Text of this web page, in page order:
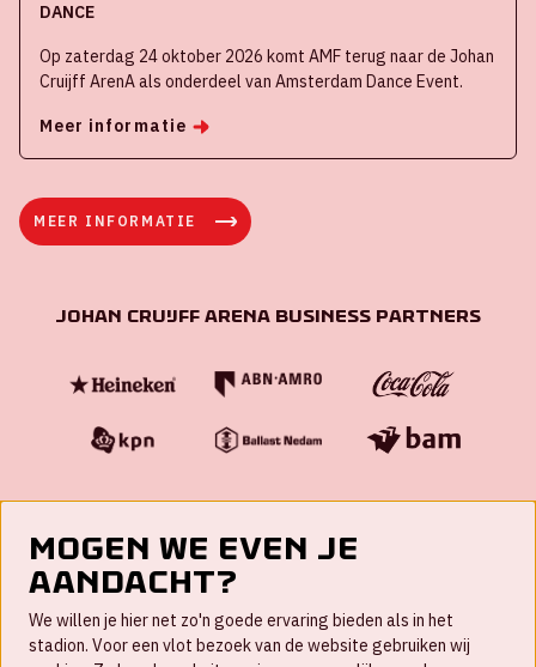
DANCE
Op zaterdag 24 oktober 2026 komt AMF terug naar de Johan
Cruijff ArenA als onderdeel van Amsterdam Dance Event.
Meer informatie
MEER INFORMATIE
Johan Cruijff ArenA Business Partners
Mogen we even je
aandacht?
We willen je hier net zo'n goede ervaring bieden als in het
stadion. Voor een vlot bezoek van de website gebruiken wij